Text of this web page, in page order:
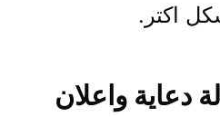
اكتر.
دعاية واعلان